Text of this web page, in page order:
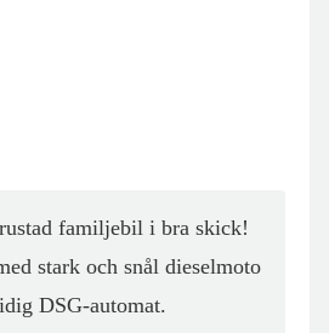
familjebil i bra skick!
stark och snål dieselmoto
DSG-automat.